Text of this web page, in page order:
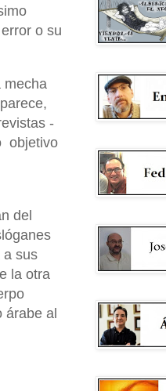
o su
mecha
-
objetivo
del
a sus
la otra
árabe al